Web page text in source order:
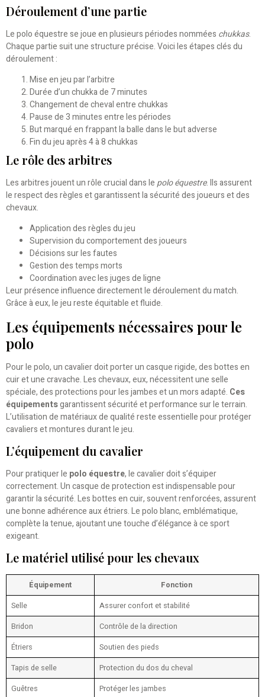
Déroulement d’une partie
Le polo équestre se joue en plusieurs périodes nommées chukkas.
Chaque partie suit une structure précise. Voici les étapes clés du
déroulement :
Mise en jeu par l’arbitre
Durée d’un chukka de 7 minutes
Changement de cheval entre chukkas
Pause de 3 minutes entre les périodes
But marqué en frappant la balle dans le but adverse
Fin du jeu après 4 à 8 chukkas
Le rôle des arbitres
Les arbitres jouent un rôle crucial dans lepolo équestre. Ils assurent
le respect des règles et garantissent la sécurité des joueurs et des
chevaux.
Application des règles du jeu
Supervision du comportement des joueurs
Décisions sur les fautes
Gestion des temps morts
Coordination avec les juges de ligne
Leur présence influence directement le déroulement du match.
Grâce à eux, le jeu reste équitable et fluide.
Les équipements nécessaires pour le
polo
Pour le polo, un cavalier doit porter un casque rigide, des bottes en
cuir et une cravache. Les chevaux, eux, nécessitent une selle
spéciale, des protections pour les jambes et un mors adapté. Ces
équipementsgarantissent sécurité et performance sur le terrain.
L’utilisation de matériaux de qualité reste essentielle pour protéger
cavaliers et montures durant le jeu.
L’équipement du cavalier
Pour pratiquer le polo équestre, le cavalier doit s’équiper
correctement. Un casque de protection est indispensable pour
garantir la sécurité. Les bottes en cuir, souvent renforcées, assurent
une bonne adhérence aux étriers. Le polo blanc, emblématique,
complète la tenue, ajoutant une touche d’élégance à ce sport
exigeant.
Le matériel utilisé pour les chevaux
Équipement
Fonction
Selle
Assurer confort et stabilité
Bridon
Contrôle de la direction
Étriers
Soutien des pieds
Tapis de selle
Protection du dos du cheval
Guêtres
Protéger les jambes